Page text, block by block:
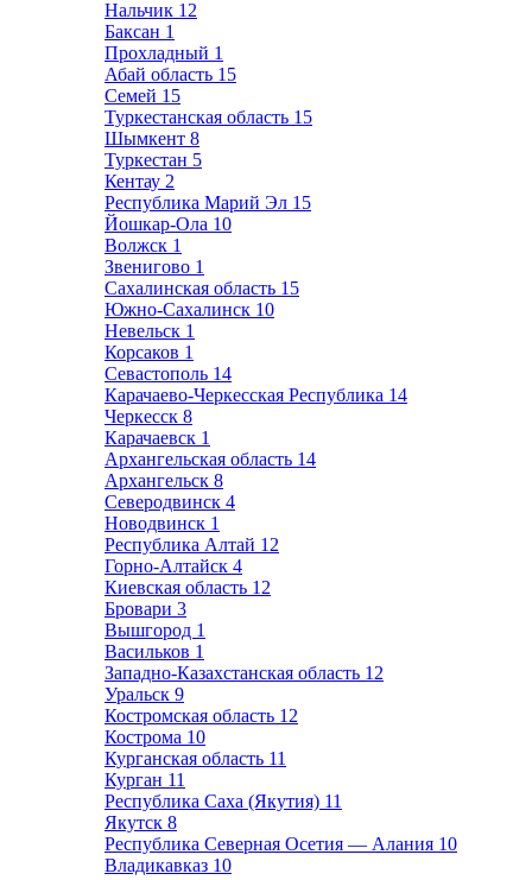
Нальчик 12
Баксан 1
Прохладный 1
Абай область 15
Семей 15
Туркестанская область 15
Шымкент 8
Туркестан 5
Кентау 2
Республика Марий Эл 15
Йошкар-Ола 10
Волжск 1
Звенигово 1
Сахалинская область 15
Южно-Сахалинск 10
Невельск 1
Корсаков 1
Севастополь 14
Карачаево-Черкесская Республика 14
Черкесск 8
Карачаевск 1
Архангельская область 14
Архангельск 8
Северодвинск 4
Новодвинск 1
Республика Алтай 12
Горно-Алтайск 4
Киевская область 12
Бровари 3
Вышгород 1
Васильков 1
Западно-Казахстанская область 12
Уральск 9
Костромская область 12
Кострома 10
Курганская область 11
Курган 11
Республика Саха (Якутия) 11
Якутск 8
Республика Северная Осетия — Алания 10
Владикавказ 10